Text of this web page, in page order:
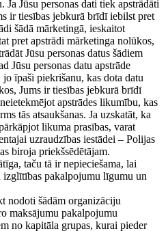
Jūsu personas dati tiek apstrādāti
ir tiesības jebkurā brīdī iebilst pret
šādā mārketingā, ieskaitot
pret apstrādi mārketinga nolūkos,
Jūsu personas datus šādiem
Jūsu personas datu apstrāde
īpaši piekrišanu, kas dota datu
Jums ir tiesības jebkurā brīdī
apstrādes likumību, kas
tās atsaukšanas. Ja uzskatāt, ka
likuma prasības, varat
uzraudzības iestādei – Polijas
biroja priekšsēdētājam.
taču tā ir nepieciešama, lai
pakalpojumu līgumu un
nodoti šādām organizāciju
maksājumu pakalpojumu
no kapitāla grupas, kurai pieder